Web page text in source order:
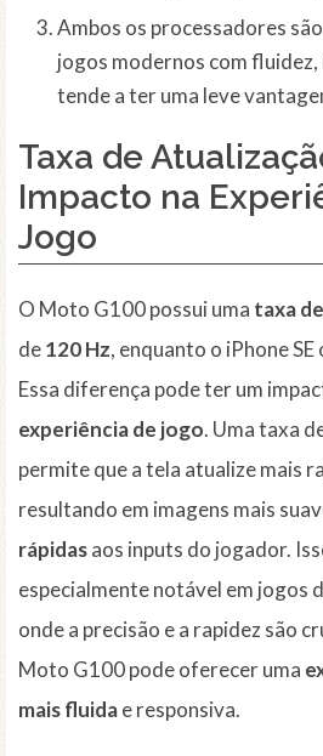
Ambos os processadores
jogos modernos com fluidez,
tende a ter uma leve
Taxa de
Impacto na
Jogo
O Moto G100 possui uma taxa
de120 Hz, enquanto o iPhone
Essa diferença pode ter um
experiência de jogo. Uma taxa
permite que a tela atualize mais
resultando em imagens mais
rápidasaos inputs do jogador.
especialmente notável em jogos
onde a precisão e a rapidez são
Moto G100 pode oferecer uma
mais fluidae responsiva.